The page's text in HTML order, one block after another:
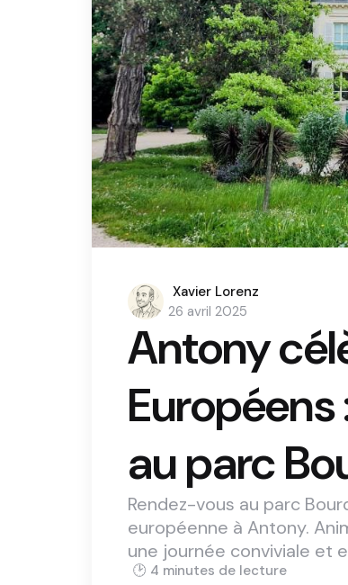
Posted
by
Xavier Lorenz
26 avril 2025
Antony
au parc
Rendez-vous au parc
européenne à Antony.
une journée conviviale et
4 min